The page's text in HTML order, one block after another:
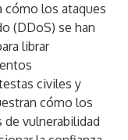
cómo los ataques
(DDoS) se han
librar
civiles y
cómo los
vulnerabilidad